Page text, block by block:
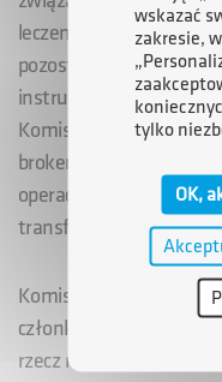
leczeniem COVID-19.
pozostałego budżetu
instrumentu wsparcia w
Komisja będzie w tym
broker transportu lub
operacji. Kraje UE nadal
transfer pacjentów i
Komisja w dalszym
członkowskim
rzecz mobilności w
wskazać
zakresie,
tylko
OK,